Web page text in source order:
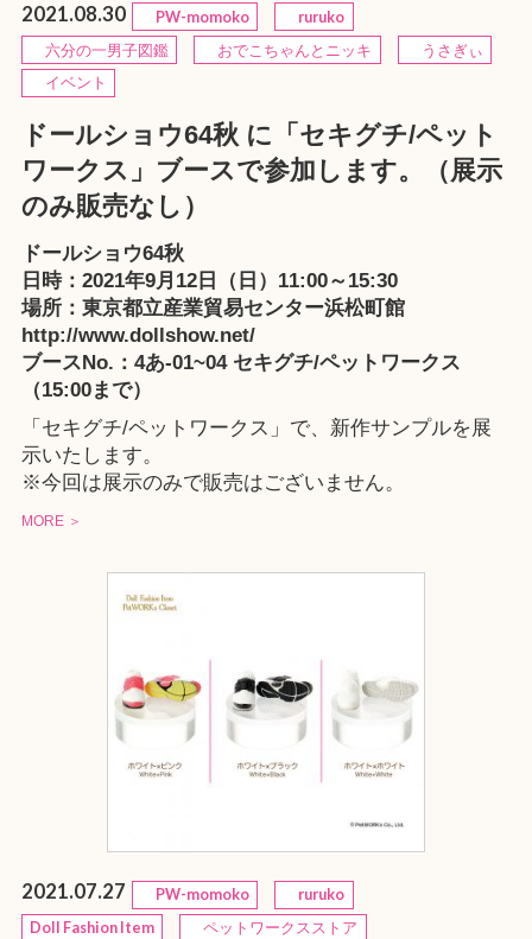
2021.08.30 PW-momoko
ruruko
六分の一男子図鑑
おでこちゃんとニッキ
うさぎぃ
イベント
ドールショウ64秋 に「セキグチ/ペット
ワークス」ブースで参加します。（展示
のみ販売なし）
ドールショウ64秋
日時：2021年9月12日（日）11:00～15:30
場所：東京都立産業貿易センター浜松町館
http://www.dollshow.net/
ブースNo.：4あ-01~04 セキグチ/ペットワークス
（15:00まで）
「セキグチ/ペットワークス」で、新作サンプルを展
示いたします。
※今回は展示のみで販売はございません。
MORE ＞
2021.07.27 PW-momoko
ruruko
Doll Fashion Item
ペットワークスストア